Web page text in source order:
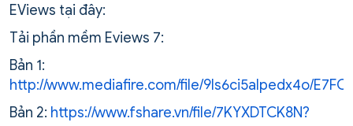
EViews tại đây:
Tải phần mềm Eviews 7:
Bản 1:
http://www.mediafire.com/file/9ls6ci5alpedx4o/
Bản 2: https://www.fshare.vn/file/7KYXDTCK8N?